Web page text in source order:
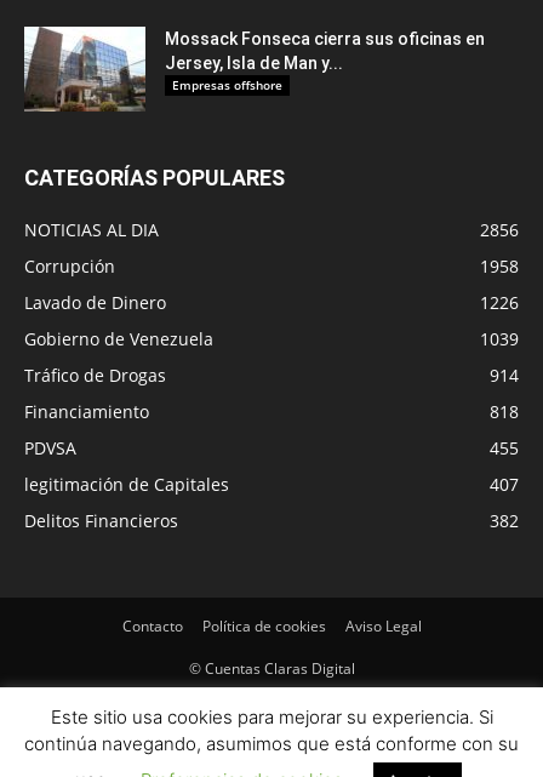
Mossack Fonseca cierra sus oficinas en
Jersey, Isla de Man y...
Empresas offshore
CATEGORÍAS POPULARES
NOTICIAS AL DIA
2856
Corrupción
1958
Lavado de Dinero
1226
Gobierno de Venezuela
1039
Tráfico de Drogas
914
Financiamiento
818
PDVSA
455
legitimación de Capitales
407
Delitos Financieros
382
Contacto Política de cookies Aviso Legal
© Cuentas Claras Digital
Este sitio usa cookies para mejorar su experiencia. Si
continúa navegando, asumimos que está conforme con su